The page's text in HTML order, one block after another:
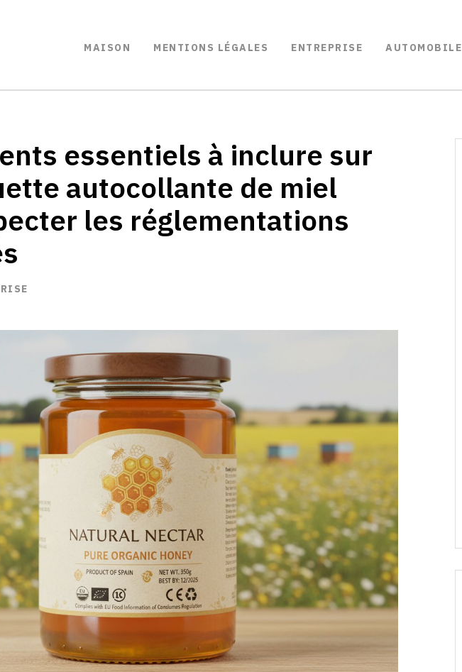
MAISON MENTIONS LÉGALES ENTREPRISE AUTOMOBILE
essentiels à inclure sur
autocollante de miel
les réglementations